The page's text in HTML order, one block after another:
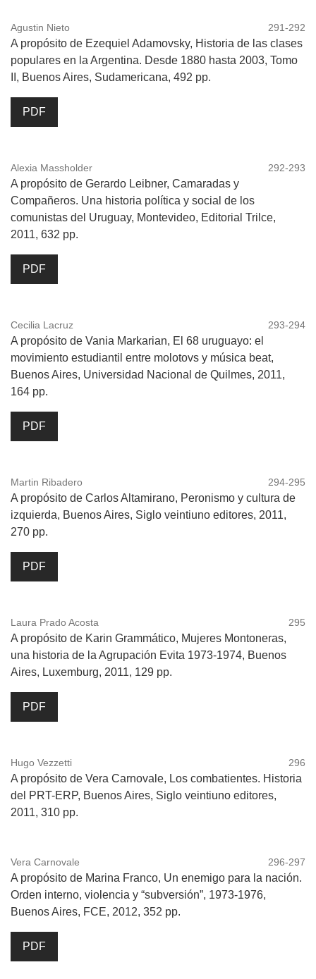
Agustin Nieto 291-292
A propósito de Ezequiel Adamovsky, Historia de las clases
populares en la Argentina. Desde 1880 hasta 2003, Tomo
II, Buenos Aires, Sudamericana, 492 pp.
PDF
Alexia Massholder 292-293
A propósito de Gerardo Leibner, Camaradas y
Compañeros. Una historia política y social de los
comunistas del Uruguay, Montevideo, Editorial Trilce,
2011, 632 pp.
PDF
Cecilia Lacruz 293-294
A propósito de Vania Markarian, El 68 uruguayo: el
movimiento estudiantil entre molotovs y música beat,
Buenos Aires, Universidad Nacional de Quilmes, 2011,
164 pp.
PDF
Martin Ribadero 294-295
A propósito de Carlos Altamirano, Peronismo y cultura de
izquierda, Buenos Aires, Siglo veintiuno editores, 2011,
270 pp.
PDF
Laura Prado Acosta 295
A propósito de Karin Grammático, Mujeres Montoneras,
una historia de la Agrupación Evita 1973-1974, Buenos
Aires, Luxemburg, 2011, 129 pp.
PDF
Hugo Vezzetti 296
A propósito de Vera Carnovale, Los combatientes. Historia
del PRT-ERP, Buenos Aires, Siglo veintiuno editores,
2011, 310 pp.
Vera Carnovale 296-297
A propósito de Marina Franco, Un enemigo para la nación.
Orden interno, violencia y “subversión”, 1973-1976,
Buenos Aires, FCE, 2012, 352 pp.
PDF